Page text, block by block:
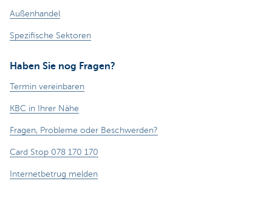
Außenhandel
Spezifische Sektoren
Haben Sie nog Fragen?
Termin vereinbaren
KBC in Ihrer Nähe
Fragen, Probleme oder Beschwerden?
Card Stop 078 170 170
Internetbetrug melden